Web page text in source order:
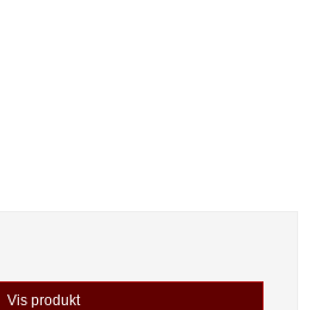
Vis produkt